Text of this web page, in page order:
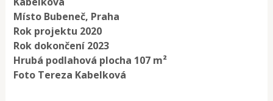
Místo Bubeneč, Praha
Rok projektu 2020
Rok dokončení 2023
Hrubá podlahová plocha 107 m²
Foto Tereza Kabelková